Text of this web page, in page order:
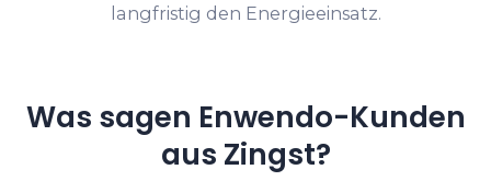
langfristig den Energieeinsatz.
Was sagen Enwendo-Kunden
aus Zingst?